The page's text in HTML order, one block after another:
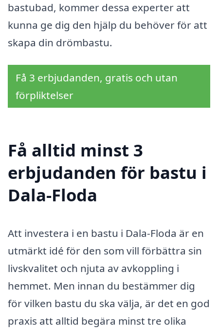
bastubad, kommer dessa experter att
kunna ge dig den hjälp du behöver för att
skapa din drömbastu.
Få 3 erbjudanden, gratis och utan
förpliktelser
Få alltid minst 3
erbjudanden för bastu i
Dala-Floda
Att investera i en bastu i Dala-Floda är en
utmärkt idé för den som vill förbättra sin
livskvalitet och njuta av avkoppling i
hemmet. Men innan du bestämmer dig
för vilken bastu du ska välja, är det en god
praxis att alltid begära minst tre olika